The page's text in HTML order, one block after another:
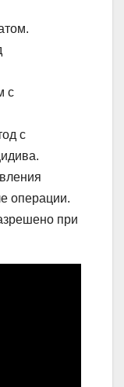
с
с
операции.
при